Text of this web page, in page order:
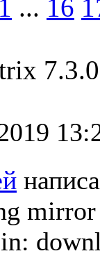
1 ... 16
7.3.0